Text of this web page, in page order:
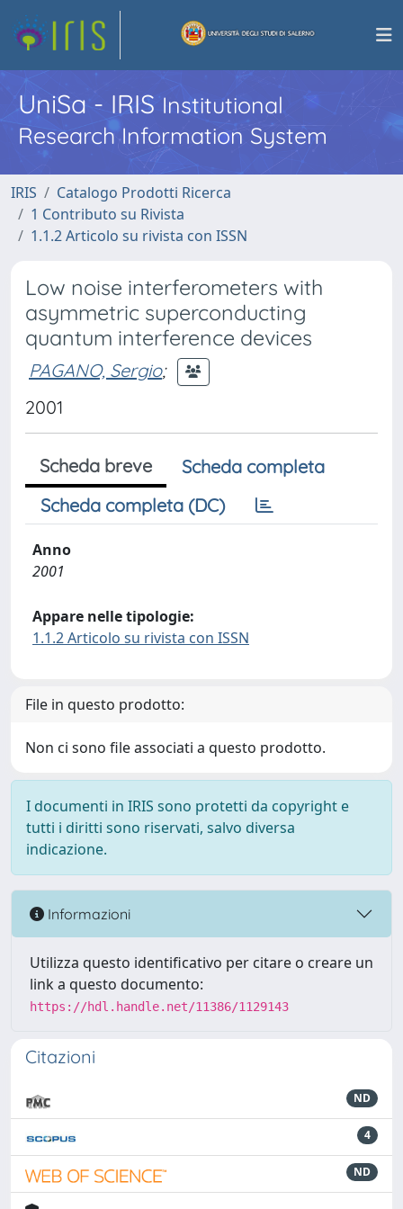
UniSa - IRISInstitutional
Research Information System
IRIS
Catalogo Prodotti Ricerca
1 Contributo su Rivista
1.1.2 Articolo su rivista con ISSN
Low noise interferometers with
asymmetric superconducting
quantum interference devices
PAGANO, Sergio;
2001
Scheda breve
Scheda completa
Scheda completa (DC)
Anno
2001
Appare nelle tipologie:
1.1.2 Articolo su rivista con ISSN
File in questo prodotto:
Non ci sono file associati a questo prodotto.
I documenti in IRIS sono protetti da copyright e
tutti i diritti sono riservati, salvo diversa
indicazione.
Informazioni
Utilizza questo identificativo per citare o creare un
link a questo documento:
https://hdl.handle.net/11386/1129143
Citazioni
ND
4
ND